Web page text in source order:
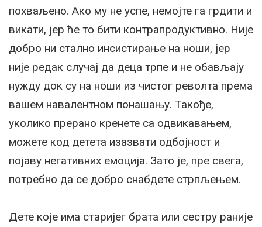
похваљено. Ако му не успе, немојте га грдити и
викати, јер ће то бити контрапродуктивно. Није
добро ни стално инсистирање на ноши, јер
није редак случај да деца трпе и не обављају
нужду док су на ноши из чистог револта према
вашем навалентном понашању. Такође,
уколико прерано кренете са одвикавањем,
можете код детета изазвати одбојност и
појаву негативних емоција. Зато је, пре свега,
потребно да се добро снабдете стрпљењем.
Дете које има старијег брата или сестру раније